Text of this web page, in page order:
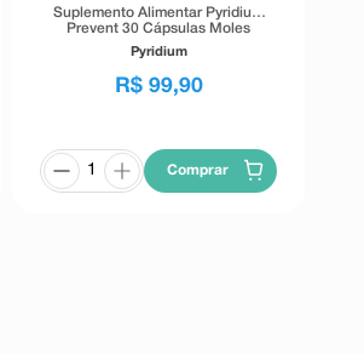
Suplemento Alimentar Pyridium
Prevent 30 Cápsulas Moles
Pyridium
R$ 99,90
Comprar